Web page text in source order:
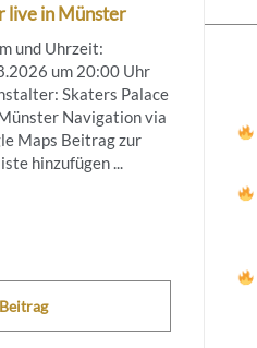
live in Münster
und Uhrzeit:
um 20:00 Uhr
Skaters Palace
Navigation via
Maps Beitrag zur
hinzufügen ...